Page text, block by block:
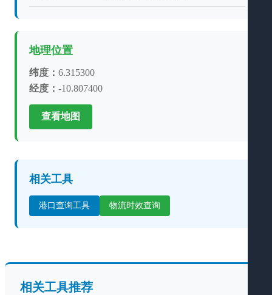
地理位置
纬度： 6.315300
经度： -10.807400
查看地图
相关工具
港口查询工具 物流时效查询
相关工具推荐